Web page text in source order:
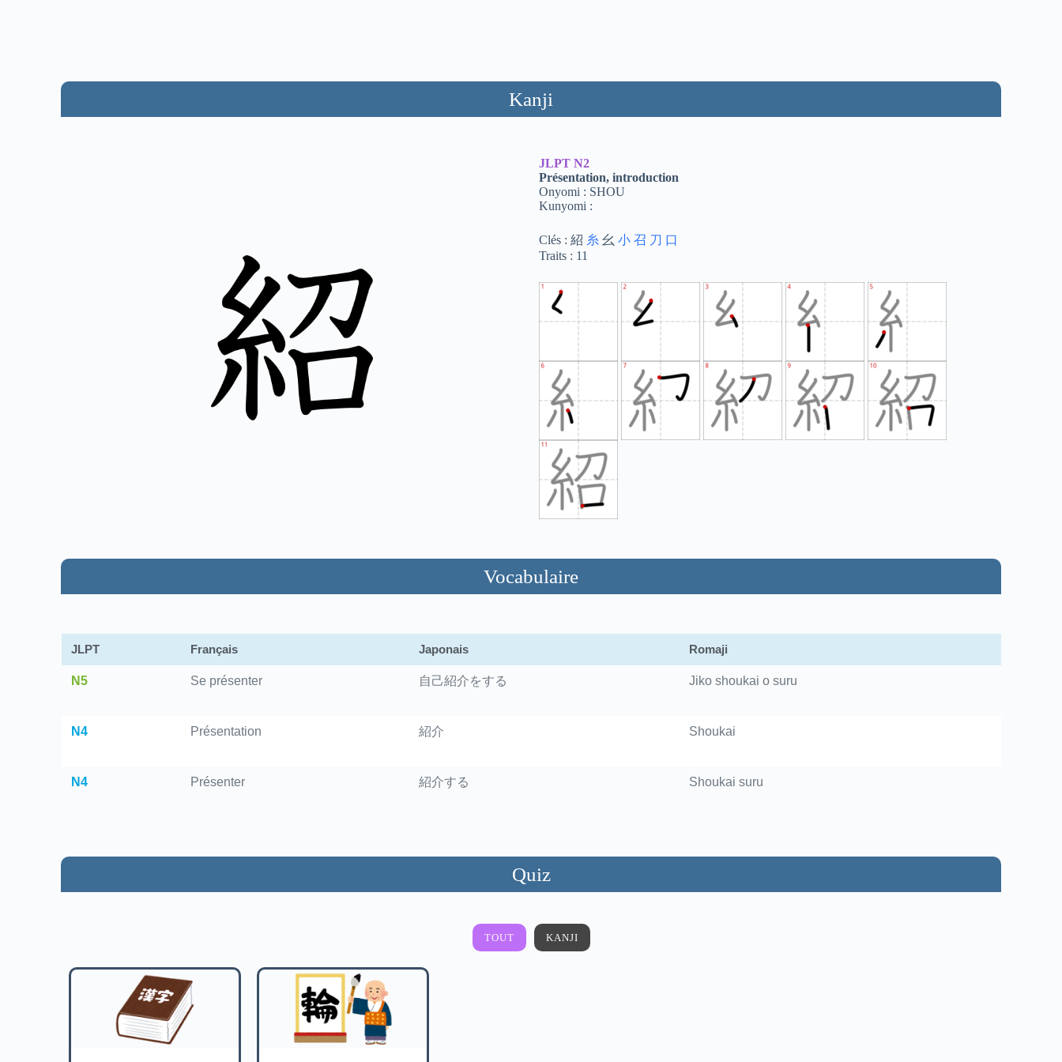
Kanji
JLPT N2
Présentation, introduction
Onyomi : SHOU
Kunyomi :
Clés : 紹 糸 幺 小 召 刀 口
Traits : 11
Vocabulaire
JLPT Français Japonais Romaji
N5 Se présenter 自己紹介をする Jiko shoukai o suru
N4 Présentation 紹介 Shoukai
N4 Présenter 紹介する Shoukai suru
Quiz
TOUT KANJI